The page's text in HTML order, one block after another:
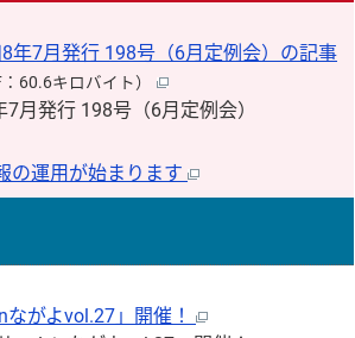
年7月発行 198号（6月定例会）の記事
：60.6キロバイト）
月発行 198号（6月定例会）
の運用が始まります
ながよvol.27」開催！